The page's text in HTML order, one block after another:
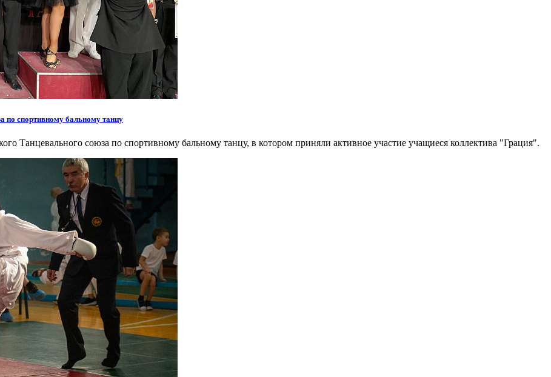
по спортивному бальному танцу
Танцевального союза по спортивному бальному танцу, в котором приняли активное участие учащиеся коллектива "Грация".